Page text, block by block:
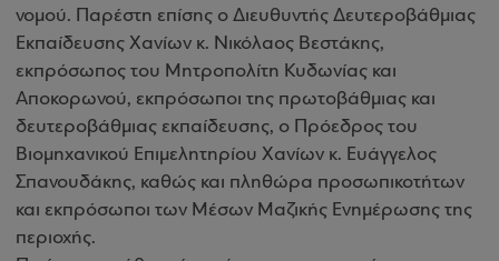
νομού. Παρέστη επίσης ο Διευθυντής Δευτεροβάθμιας
Εκπαίδευσης Χανίων κ. Νικόλαος Βεστάκης,
εκπρόσωπος του Μητροπολίτη Κυδωνίας και
Αποκορωνού, εκπρόσωποι της πρωτοβάθμιας και
δευτεροβάθμιας εκπαίδευσης, ο Πρόεδρος του
Βιομηχανικού Επιμελητηρίου Χανίων κ. Ευάγγελος
Σπανουδάκης, καθώς και πληθώρα προσωπικοτήτων
και εκπρόσωποι των Μέσων Μαζικής Ενημέρωσης της
περιοχής.